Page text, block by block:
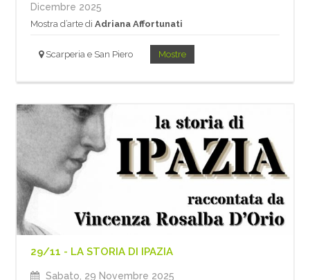
Dicembre 2025
Mostra d’arte diAdriana Affortunati
Scarperia e San Piero Mostre
29/11 - LA STORIA DI IPAZIA
Sabato, 29 Novembre 2025